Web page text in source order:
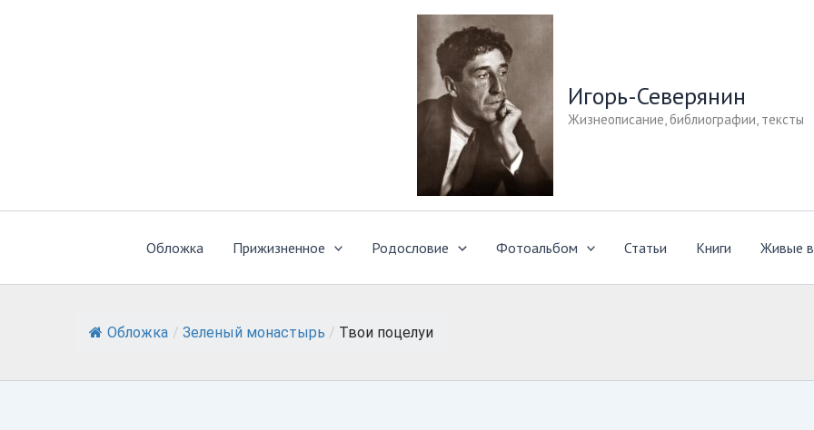
Игорь-Северянин
Жизнеописание, библиографии, тексты
Обложка Прижизненное Родословие Фотоальбом Статьи Книги Живые
Обложка / Зеленый монастырь / Твои поцелуи